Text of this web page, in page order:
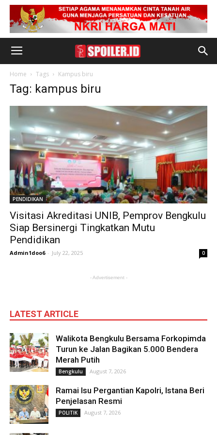
Home Tags Kampus biru
Tag: kampus biru
PENDIDIKAN
Visitasi Akreditasi UNIB, Pemprov Bengkulu
Siap Bersinergi Tingkatkan Mutu
Pendidikan
Admin1doo6 - July 22, 2025 0
- Advertisement -
LATEST ARTICLE
Walikota Bengkulu Bersama Forkopimda
Turun ke Jalan Bagikan 5.000 Bendera
Merah Putih
Bengkulu August 7, 2026
Ramai Isu Pergantian Kapolri, Istana Beri
Penjelasan Resmi
POLITIK August 7, 2026